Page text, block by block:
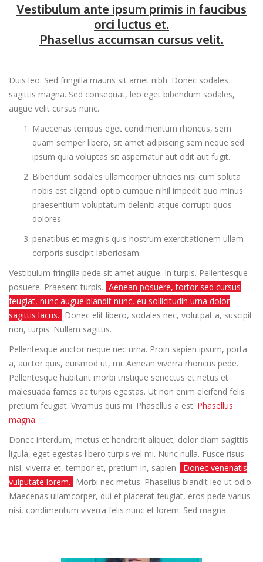
Vestibulum ante ipsum primis in faucibus
orci luctus et.
Phasellus accumsan cursus velit.
Duis leo. Sed fringilla mauris sit amet nibh. Donec sodales
sagittis magna. Sed consequat, leo eget bibendum sodales,
augue velit cursus nunc.
Maecenas tempus eget condimentum rhoncus, sem
quam semper libero, sit amet adipiscing sem neque sed
ipsum quia voluptas sit aspernatur aut odit aut fugit.
Bibendum sodales ullamcorper ultricies nisi cum soluta
nobis est eligendi optio cumque nihil impedit quo minus
praesentium voluptatum deleniti atque corrupti quos
dolores.
penatibus et magnis quis nostrum exercitationem ullam
corporis suscipit laboriosam.
Vestibulum fringilla pede sit amet augue. In turpis. Pellentesque
posuere. Praesent turpis. Aenean posuere, tortor sed cursus
feugiat, nunc augue blandit nunc, eu sollicitudin urna dolor
sagittis lacus. Donec elit libero, sodales nec, volutpat a, suscipit
non, turpis. Nullam sagittis.
Pellentesque auctor neque nec urna. Proin sapien ipsum, porta
a, auctor quis, euismod ut, mi. Aenean viverra rhoncus pede.
Pellentesque habitant morbi tristique senectus et netus et
malesuada fames ac turpis egestas. Ut non enim eleifend felis
pretium feugiat. Vivamus quis mi. Phasellus a est. Phasellus
magna.
Donec interdum, metus et hendrerit aliquet, dolor diam sagittis
ligula, eget egestas libero turpis vel mi. Nunc nulla. Fusce risus
nisl, viverra et, tempor et, pretium in, sapien. Donec venenatis
vulputate lorem. Morbi nec metus. Phasellus blandit leo ut odio.
Maecenas ullamcorper, dui et placerat feugiat, eros pede varius
nisi, condimentum viverra felis nunc et lorem. Sed magna.